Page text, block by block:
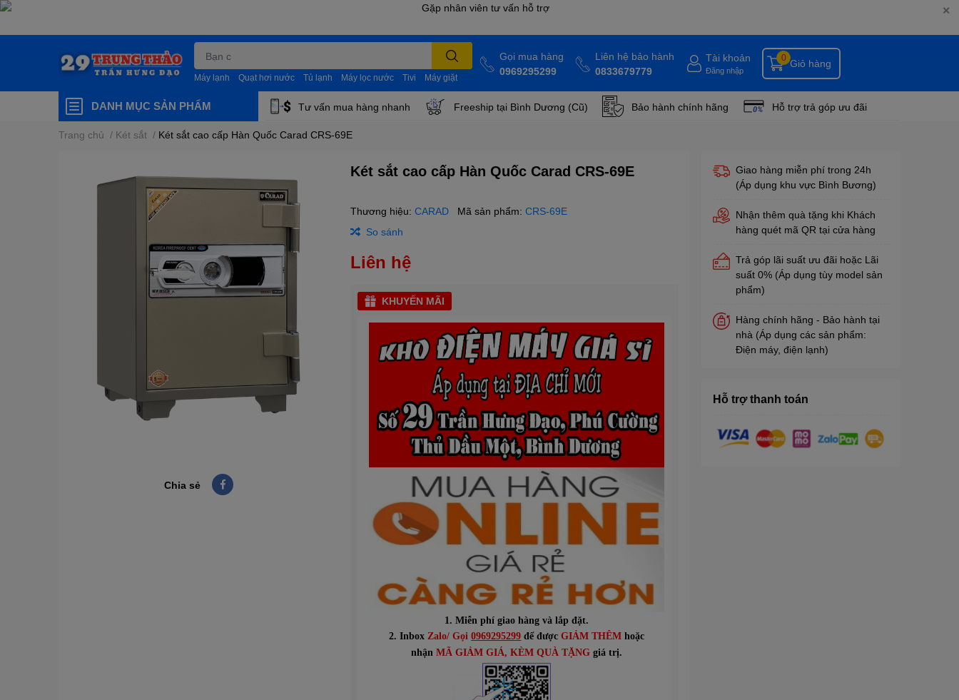
✕
Máy lạnh Quạt hơi nước Tủ lạnh Máy lọc nước Tivi Máy giặt
Gọi mua hàng
0969295299
Liên hệ bảo hành
0833679779
Tài khoản
Đăng nhập
Giỏ hàng
0
DANH MỤC SẢN PHẨM Tư vấn mua hàng nhanh Freeship tại Bình Dương (Cũ) Bảo hành chính hãng Hỗ trợ trả góp ưu đãi
Trang chủ / Két sắt / Két sắt cao cấp Hàn Quốc Carad CRS-69E
Chia sẻ
Két sắt cao cấp Hàn Quốc Carad CRS-69E
Thương hiệu:CARAD Mã sản phẩm:CRS-69E
So sánh
Liên hệ
KHUYẾN MÃI
1. Miễn phí giao hàng và lắp đặt.
2. InboxZalo/ Gọi0969295299 để đượcGIẢM THÊM hoặc
nhận MÃ GIẢM GIÁ, KÈM QUÀ TẶNG giá trị.
Giao hàng miễn phí trong 24h
(Áp dụng khu vực Bình Bương)
Nhận thêm quà tặng khi Khách
hàng quét mã QR tại cửa hàng
Trả góp lãi suất ưu đãi hoặc Lãi
suất 0% (Áp dụng tùy model sản
phẩm)
Hàng chính hãng - Bảo hành tại
nhà (Áp dụng các sản phẩm:
Điện máy, điện lạnh)
Hỗ trợ thanh toán